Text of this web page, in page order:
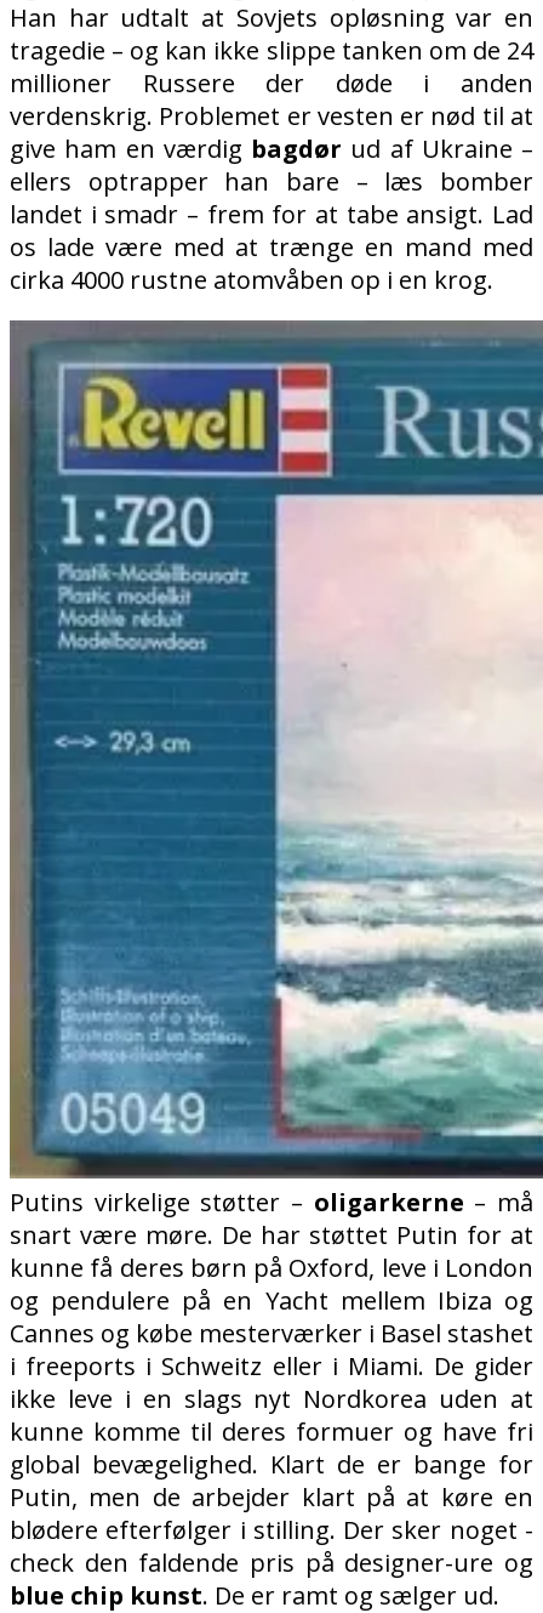
Han har udtalt at Sovjets opløsning var en
tragedie – og kan ikke slippe tanken om de 24
millioner Russere der døde i anden
verdenskrig. Problemet er vesten er nød til at
give ham en værdig bagdør ud af Ukraine –
ellers optrapper han bare – læs bomber
landet i smadr – frem for at tabe ansigt. Lad
os lade være med at trænge en mand med
cirka 4000 rustne atomvåben op i en krog.
Putins virkelige støtter – oligarkerne – må
snart være møre. De har støttet Putin for at
kunne få deres børn på Oxford, leve i London
og pendulere på en Yacht mellem Ibiza og
Cannes og købe mesterværker i Basel stashet
i freeports i Schweitz eller i Miami. De gider
ikke leve i en slags nyt Nordkorea uden at
kunne komme til deres formuer og have fri
global bevægelighed. Klart de er bange for
Putin, men de arbejder klart på at køre en
blødere efterfølger i stilling. Der sker noget -
check den faldende pris på designer-ure og
blue chip kunst. De er ramt og sælger ud.